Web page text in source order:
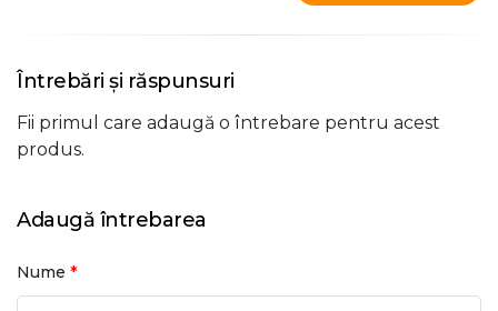
Întrebări și răspunsuri
Fii primul care adaugă o întrebare pentru acest
produs.
Adaugă întrebarea
Nume *